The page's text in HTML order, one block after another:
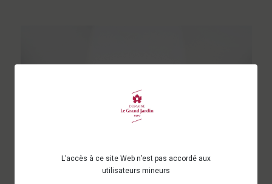
L’accès à ce site Web n’est pas accordé aux
utilisateurs mineurs